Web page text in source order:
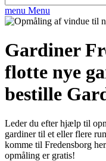
efter:
menu Menu
Gardiner
flotte nye
bestille
Leder du efter hjælp til
gardiner til et eller flere
komme til Fredensborg
opmåling er gratis!